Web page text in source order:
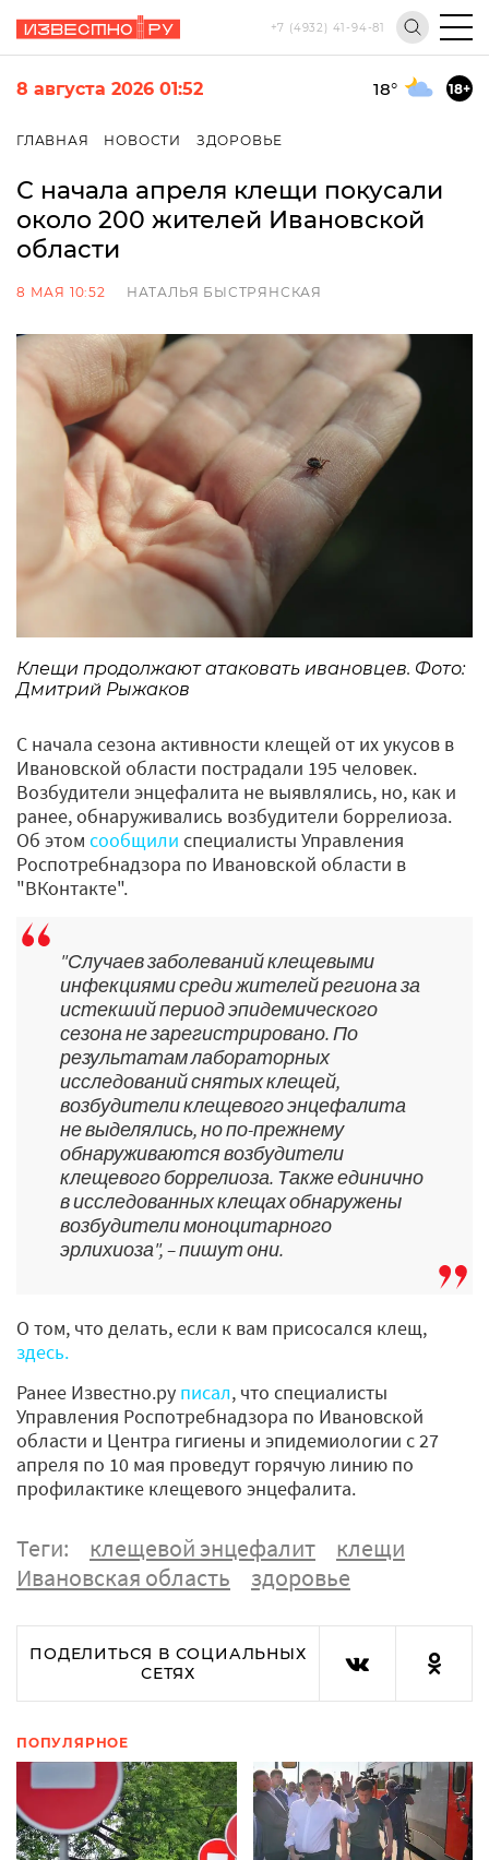
+7 (4932) 41-94-81
8 августа 2026 01:52 18° 18+
ГЛАВНАЯ НОВОСТИ ЗДОРОВЬЕ
С начала апреля клещи покусали
около 200 жителей Ивановской
области
8 МАЯ 10:52 НАТАЛЬЯ БЫСТРЯНСКАЯ
Клещи продолжают атаковать ивановцев. Фото:
Дмитрий Рыжаков
С начала сезона активности клещей от их укусов в
Ивановской области пострадали 195 человек.
Возбудители энцефалита не выявлялись, но, как и
ранее, обнаруживались возбудители боррелиоза.
Об этом сообщили специалисты Управления
Роспотребнадзора по Ивановской области в
"ВКонтакте".
"Случаев заболеваний клещевыми
инфекциями среди жителей региона за
истекший период эпидемического
сезона не зарегистрировано. По
результатам лабораторных
исследований снятых клещей,
возбудители клещевого энцефалита
не выделялись, но по-прежнему
обнаруживаются возбудители
клещевого боррелиоза. Также единично
в исследованных клещах обнаружены
возбудители моноцитарного
эрлихиоза", – пишут они.
О том, что делать, если к вам присосался клещ,
здесь.
Ранее Известно.ру писал, что специалисты
Управления Роспотребнадзора по Ивановской
области и Центра гигиены и эпидемиологии с 27
апреля по 10 мая проведут горячую линию по
профилактике клещевого энцефалита.
Теги: клещевой энцефалит
клещи
Ивановская область
здоровье
ПОДЕЛИТЬСЯ В СОЦИАЛЬНЫХ
СЕТЯХ
ПОПУЛЯРНОЕ